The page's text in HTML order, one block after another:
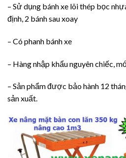
– Sử dụng bánh xe lõi thép bọc
định, 2 bánh sau xoay
– Có phanh bánh xe
– Hàng nhập khẩu nguyên chiếc,
– Sản phẩm được bảo hành 12
sản xuất.